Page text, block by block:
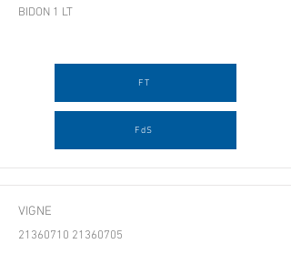
BIDON 1 LT
FT
FdS
VIGNE
21360710 21360705